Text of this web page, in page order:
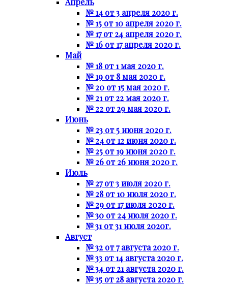
№ 14 от 3 апреля 2020 г.
№ 15 от 10 апреля 2020 г.
№ 17 от 24 апреля 2020 г.
№ 16 от 17 апреля 2020 г.
Май
№ 18 от 1 мая 2020 г.
№ 19 от 8 мая 2020 г.
№ 20 от 15 мая 2020 г.
№ 21 от 22 мая 2020 г.
№ 22 от 29 мая 2020 г.
Июнь
№ 23 от 5 июня 2020 г.
№ 24 от 12 июня 2020 г.
№ 25 от 19 июня 2020 г.
№ 26 от 26 июня 2020 г.
Июль
№ 27 от 3 июля 2020 г.
№ 28 от 10 июля 2020 г.
№ 29 от 17 июля 2020 г.
№ 30 от 24 июля 2020 г.
№ 31 от 31 июля 2020г.
Август
№ 32 от 7 августа 2020 г.
№ 33 от 14 августа 2020 г.
№ 34 от 21 августа 2020 г.
№ 35 от 28 августа 2020 г.